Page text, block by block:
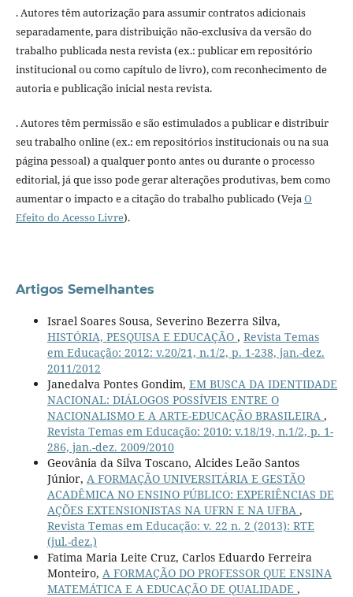
. Autores têm autorização para assumir contratos adicionais
separadamente, para distribuição não-exclusiva da versão do
trabalho publicada nesta revista (ex.: publicar em repositório
institucional ou como capítulo de livro), com reconhecimento de
autoria e publicação inicial nesta revista.
. Autores têm permissão e são estimulados a publicar e distribuir
seu trabalho online (ex.: em repositórios institucionais ou na sua
página pessoal) a qualquer ponto antes ou durante o processo
editorial, já que isso pode gerar alterações produtivas, bem como
aumentar o impacto e a citação do trabalho publicado (VejaO
Efeito do Acesso Livre).
Artigos Semelhantes
Israel Soares Sousa, Severino Bezerra Silva,
HISTÓRIA, PESQUISA E EDUCAÇÃO , Revista Temas
em Educação: 2012: v.20/21, n.1/2, p. 1-238, jan.-dez.
2011/2012
Janedalva Pontes Gondim, EM BUSCA DA IDENTIDADE
NACIONAL: DIÁLOGOS POSSÍVEIS ENTRE O
NACIONALISMO E A ARTE-EDUCAÇÃO BRASILEIRA ,
Revista Temas em Educação: 2010: v.18/19, n.1/2, p. 1-
286, jan.-dez. 2009/2010
Geovânia da Silva Toscano, Alcides Leão Santos
Júnior, A FORMAÇÃO UNIVERSITÁRIA E GESTÃO
ACADÊMICA NO ENSINO PÚBLICO: EXPERIÊNCIAS DE
AÇÕES EXTENSIONISTAS NA UFRN E NA UFBA ,
Revista Temas em Educação: v. 22 n. 2 (2013): RTE
(jul.-dez.)
Fatima Maria Leite Cruz, Carlos Eduardo Ferreira
Monteiro, A FORMAÇÃO DO PROFESSOR QUE ENSINA
MATEMÁTICA E A EDUCAÇÃO DE QUALIDADE ,